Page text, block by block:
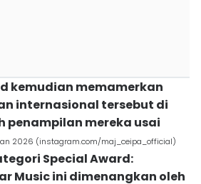
kemudian memamerkan
internasional tersebut di
penampilan mereka usai
2026 (instagram.com/maj_ceipa_official)
Special Award:
Music ini dimenangkan oleh